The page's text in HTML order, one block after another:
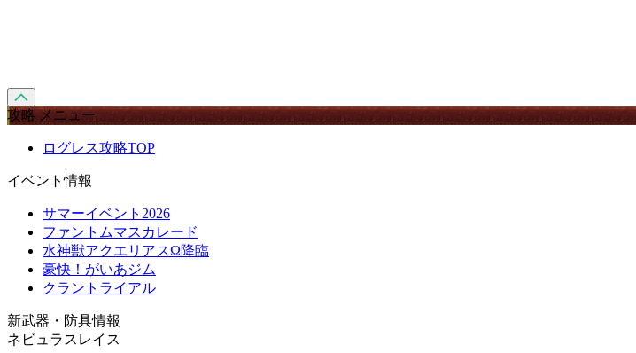
攻略 メニュー
ログレス攻略TOP
イベント情報
サマーイベント2026
ファントムマスカレード
水神獣アクエリアスΩ降臨
豪快！がいあジム
クラントライアル
新武器・防具情報
ネビュラスレイス